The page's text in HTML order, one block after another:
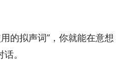
的拟声词”，你就能在意想
。